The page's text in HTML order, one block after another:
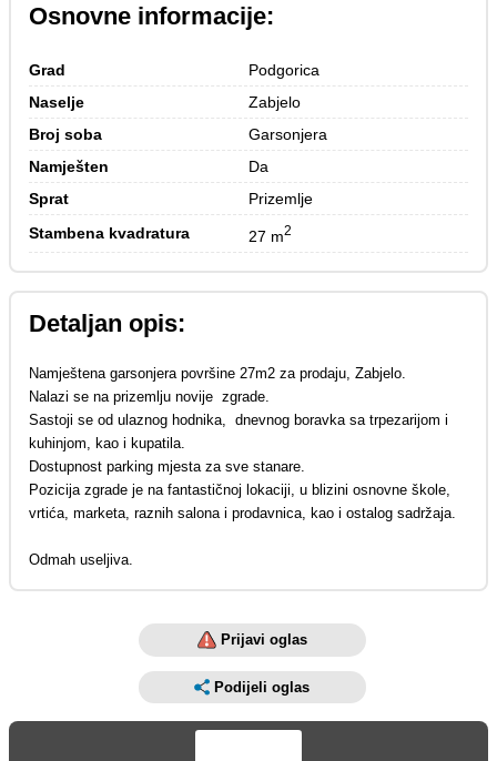
Osnovne informacije:
Grad
Podgorica
Naselje
Zabjelo
Broj soba
Garsonjera
Namješten
Da
Sprat
Prizemlje
Stambena kvadratura
27 m2
Detaljan opis:
Namještena garsonjera površine 27m2 za prodaju, Zabjelo.
Nalazi se na prizemlju novije zgrade.
Sastoji se od ulaznog hodnika, dnevnog boravka sa trpezarijom i
kuhinjom, kao i kupatila.
Dostupnost parking mjesta za sve stanare.
Pozicija zgrade je na fantastičnoj lokaciji, u blizini osnovne škole,
vrtića, marketa, raznih salona i prodavnica, kao i ostalog sadržaja.
Odmah useljiva.
Prijavi oglas
Podijeli oglas